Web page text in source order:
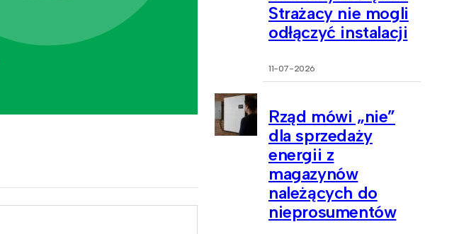
Strażacy nie mogli
odłączyć instalacji
11-07-2026
Rząd mówi „nie”
dla sprzedaży
energii z
magazynów
należących do
nieprosumentów